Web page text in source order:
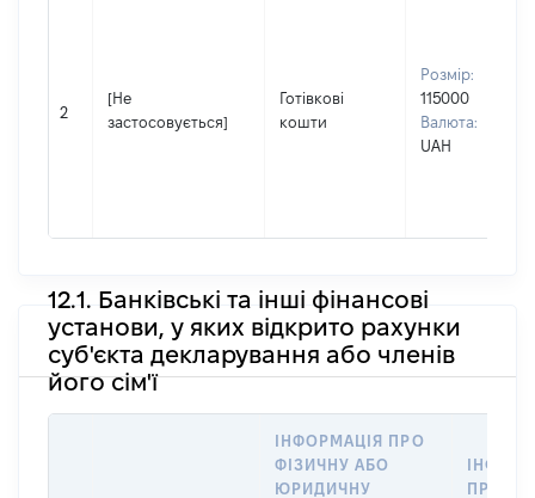
2
[Не
застосовується]
Готівкові
кошти
Розмір:
115000
Валюта:
UAH
12.1. Банківські та інші фінансові
установи, у яких відкрито рахунки
суб'єкта декларування або членів
його сім'ї
ІНФОРМАЦІЯ ПРО
ФІЗИЧНУ АБО
ЮРИДИЧНУ
ПРО